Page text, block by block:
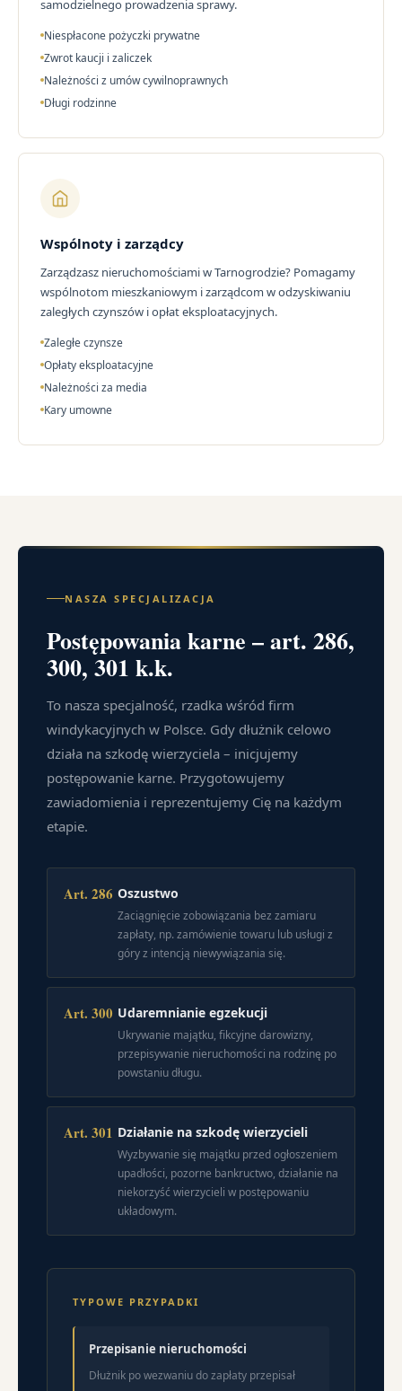
samodzielnego prowadzenia sprawy.
Niespłacone pożyczki prywatne
Zwrot kaucji i zaliczek
Należności z umów cywilnoprawnych
Długi rodzinne
Wspólnoty i zarządcy
Zarządzasz nieruchomościami w Tarnogrodzie? Pomagamy
wspólnotom mieszkaniowym i zarządcom w odzyskiwaniu
zaległych czynszów i opłat eksploatacyjnych.
Zaległe czynsze
Opłaty eksploatacyjne
Należności za media
Kary umowne
NASZA SPECJALIZACJA
Postępowania karne – art. 286,
300, 301 k.k.
To nasza specjalność, rzadka wśród firm
windykacyjnych w Polsce. Gdy dłużnik celowo
działa na szkodę wierzyciela – inicjujemy
postępowanie karne. Przygotowujemy
zawiadomienia i reprezentujemy Cię na każdym
etapie.
Art. 286 Oszustwo
Zaciągnięcie zobowiązania bez zamiaru
zapłaty, np. zamówienie towaru lub usługi z
góry z intencją niewywiązania się.
Art. 300 Udaremnianie egzekucji
Ukrywanie majątku, fikcyjne darowizny,
przepisywanie nieruchomości na rodzinę po
powstaniu długu.
Art. 301 Działanie na szkodę wierzycieli
Wyzbywanie się majątku przed ogłoszeniem
upadłości, pozorne bankructwo, działanie na
niekorzyść wierzycieli w postępowaniu
układowym.
TYPOWE PRZYPADKI
Przepisanie nieruchomości
Dłużnik po wezwaniu do zapłaty przepisał